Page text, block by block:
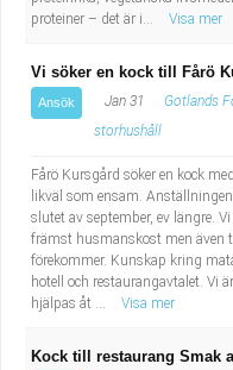
proteiner – det är i...
Visa mer
Vi söker en kock till Fårö
Ansök Jan 31 Gotlands
storhushåll
Fårö Kursgård söker en kock
likväl som ensam.
slutet av september, ev längre.
främst husmanskost men även
förekommer. Kunskap kring
hotell och restaurangavtalet. Vi
hjälpas åt ...
Visa mer
Kock till restaurang Smak